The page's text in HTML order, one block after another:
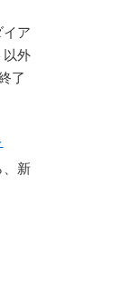
ア
以外
了
、新